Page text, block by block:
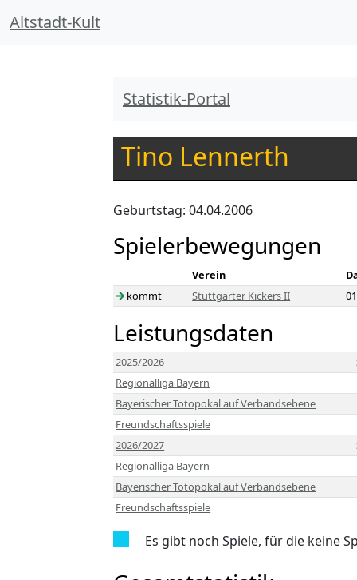
Altstadt-Kult
Statistik-Portal
Tino Lennerth
Geburtstag: 04.04.2006
Spielerbewegungen
Verein
kommt
Stuttgarter Kickers II
Leistungsdaten
2025/2026
Regionalliga Bayern
Bayerischer Totopokal auf Verbandsebene
Freundschaftsspiele
2026/2027
Regionalliga Bayern
Bayerischer Totopokal auf Verbandsebene
Freundschaftsspiele
Es gibt noch Spiele, für die keine